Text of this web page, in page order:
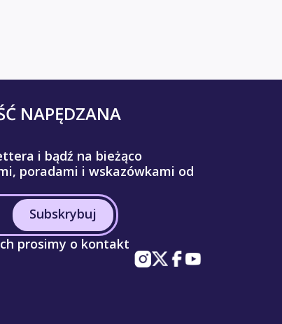
NAPĘDZANA
i bądź na bieżąco
poradami i wskazówkami od
Subskrybuj
prosimy o kontakt